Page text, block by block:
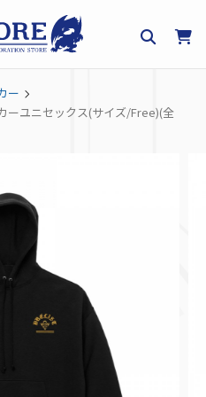
ー
ーユニセックス(サイズ/Free)(全